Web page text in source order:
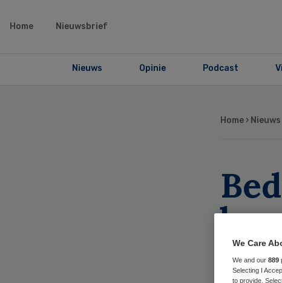
Home Nieuwsbrief
Nieuws Opinie Podcast
Home › Nieuws
We Care
We and our 889
Selecting I
to provide.